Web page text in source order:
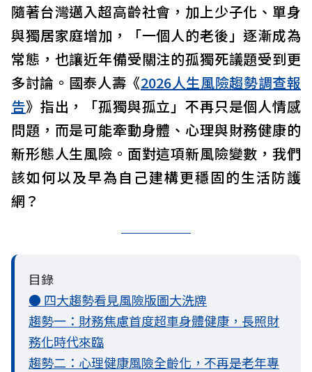
隨著台灣邁入超高齡社會，加上少子化、單身
與獨居家庭增加，「一個人的老後」逐漸成為
常態，也讓近年備受關注的孤獨死議題受到更
多討論。國泰人壽《2026人生風險趨勢調查報
告》指出，「孤獨與孤立」不再只是個人情感
問題，而是可能牽動身體、心理與財務健康的
新形態人生風險。面對這項新風險變數，我們
該如何以及早為自己建構更穩固的生活防護
網？
目錄
● 四大趨勢看見風險版圖大洗牌
趨勢一：財務焦慮首度超車身體健康，長照財
務化時代來臨
趨勢二：心理健康風險全齡化，不再是老年專